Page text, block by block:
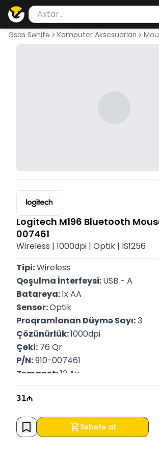
Məhsul axtar
Axtarış üçün ən azı 2 simvol
Əsas Səhifə Kompüter Aksesuarları
Logitech M196 Bluetooth
007461
Wireless | 1000dpi | Optik | IS1256
Tipi: Wireless
Qoşulma İnterfeysi: USB - A
Batareya: 1x AA
Sensor: Optik
Proqramlanan Düymə Sayı: 3
Çözünürlük: 1000dpi
Çəki: 76 Qr
P/N: 910-007461
Zəmanət: 12 Ay
31
Səbətə at